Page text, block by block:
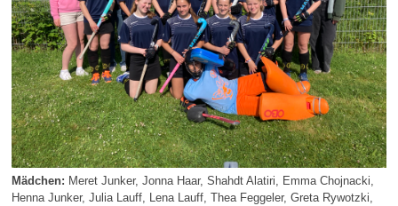
Mädchen: Meret Junker, Jonna Haar, Shahdt Alatiri, Emma Chojnacki,
Henna Junker, Julia Lauff, Lena Lauff, Thea Feggeler, Greta Rywotzki,